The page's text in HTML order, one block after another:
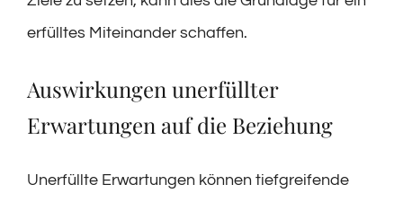
erfülltes Miteinander schaffen.
Auswirkungen unerfüllter
Erwartungen auf die Beziehung
Unerfüllte Erwartungen können tiefgreifende